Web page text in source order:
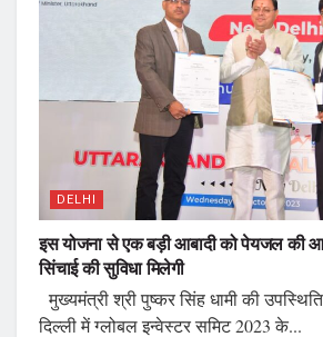
DELHI
इस योजना से एक बड़ी आबादी को पेयजल की
सिंचाई की सुविधा मिलेगी
मुख्यमंत्री श्री पुष्कर सिंह धामी की
दिल्ली में ग्लोबल इन्वेस्टर समिट 2023 के...